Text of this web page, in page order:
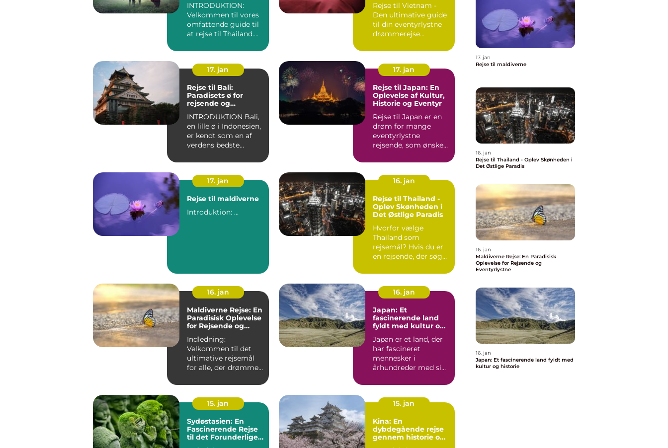
INTRODUKTION:
Velkommen til vores
omfattende guide til
at rejse til Thailand.
eventyrl...
Rejse til Vietnam -
Den ultimative guide
til din eventyrlystne
drømmerejse
Vietna...
17. jan
Rejse til Bali:
Paradisets ø for
rejsende og
INTRODUKTION Bali,
en lille ø i Indonesien,
er kendt som en af
verdens bedste
solhungr...
17. jan
Rejse til Japan: En
Oplevelse af Kultur,
Historie og Eventyr
Rejse til Japan er en
drøm for mange
eventyrlystne
rejsende, som ønsker
blanding a...
17. jan
Rejse til maldiverne
Introduktion: ...
16. jan
Rejse til Thailand -
Oplev Skønheden i
Det Østlige Paradis
Hvorfor vælge
Thailand som
rejsemål? Hvis du er
en rejsende, der søger
med sol...
16. jan
Maldiverne Rejse: En
Paradisisk Oplevelse
for Rejsende og
Indledning:
Velkommen til det
ultimative rejsemål
for alle, der drømmer
paradisisk...
16. jan
Japan: Et
fascinerende land
fyldt med kultur og
Japan er et land, der
har fascineret
mennesker i
århundreder med sin
tradition og...
15. jan
Sydøstasien: En
Fascinerende Rejse
til det Forunderlige
15. jan
Kina: En
dybdegående rejse
gennem historie og
17. jan
Rejse til maldiverne
16. jan
Rejse til Thailand - Oplev Skønheden i
Det Østlige Paradis
16. jan
Maldiverne Rejse: En Paradisisk
Oplevelse for Rejsende og
Eventyrlystne
16. jan
Japan: Et fascinerende land fyldt med
kultur og historie